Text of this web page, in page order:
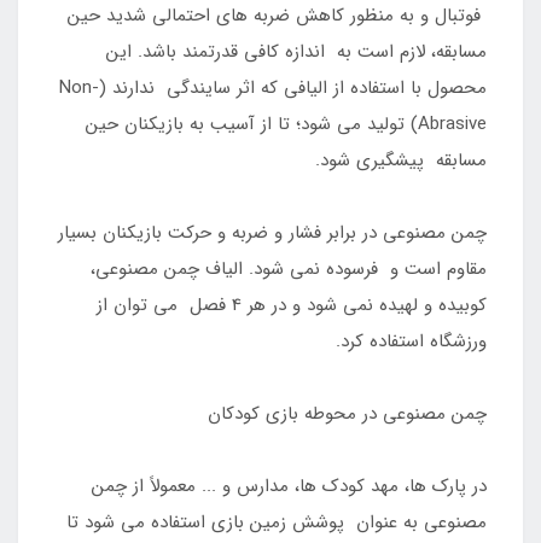
فوتبال و به منظور کاهش ضربه های احتمالی شدید حین
مسابقه، لازم است به اندازه کافی قدرتمند باشد. این
محصول با استفاده از الیافی که اثر سایندگی ندارند (Non-
Abrasive) تولید می شود؛ تا از آسیب به بازیکنان حین
مسابقه پیشگیری شود.
چمن مصنوعی در برابر فشار و ضربه و حرکت بازیکنان بسیار
مقاوم است و فرسوده نمی شود. الیاف چمن مصنوعی،
کوبیده و لهیده نمی شود و در هر 4 فصل می توان از
ورزشگاه استفاده کرد.
چمن مصنوعی در محوطه بازی کودکان
در پارک ها، مهد کودک ها، مدارس و ... معمولاً از چمن
مصنوعی به عنوان پوشش زمین بازی استفاده می شود تا